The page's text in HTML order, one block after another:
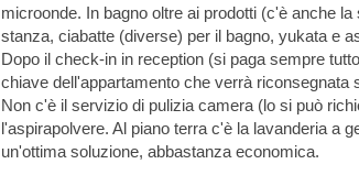
microonde. In bagno oltre ai prodotti (c'è anche
stanza, ciabatte (diverse) per il bagno, yukata e
Dopo il check-in in reception (si paga sempre
chiave dell'appartamento che verrà riconsegnata
Non c'è il servizio di pulizia camera (lo si può
l'aspirapolvere. Al piano terra c'è la lavanderia a
un'ottima soluzione, abbastanza economica.